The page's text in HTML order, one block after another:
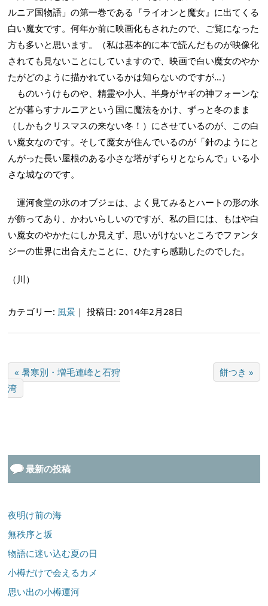
ルニア国物語」の第一巻である『ライオンと魔女』に出てくる
白い魔女です。何年か前に映画化もされたので、ご覧になった
方も多いと思います。（私は基本的に本で読んだものが映像化
されても見ないことにしていますので、映画で白い魔女のやか
たがどのように描かれているかは知らないのですが…）
ものいうけものや、精霊や小人、半身がヤギの神フォーンな
どが暮らすナルニアという国に魔法をかけ、ずっと冬のまま
（しかもクリスマスの来ない冬！）にさせているのが、この白
い魔女なのです。そして魔女が住んでいるのが「針のようにと
んがった長い屋根のある小さな塔がずらりとならんで」いる小
さな城なのです。
運河食堂の氷のオブジェは、よく見てみるとハートの形の氷
が飾ってあり、かわいらしいのですが、私の目には、もはや白
い魔女のやかたにしか見えず、思いがけないところでファンタ
ジーの世界に出合えたことに、ひたすら感動したのでした。
（川）
カテゴリー: 風景 ｜投稿日: 2014年2月28日
« 暑寒別・増毛連峰と石狩
湾
餅つき »
最新の投稿
夜明け前の海
無秩序と坂
物語に迷い込む夏の日
小樽だけで会えるカメ
思い出の小樽運河